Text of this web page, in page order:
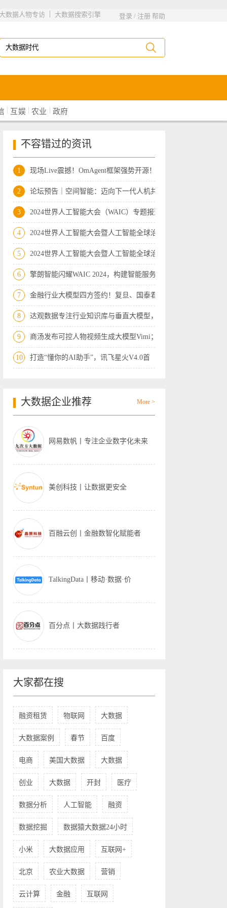
登录 / 注册 帮助
大数据搜索引擎
|
数据人物专访
| 互娱 | 农业 | 政府
不容错过的资讯
1 现场Live震撼！OmAgent框架强势开源！行
2 论坛预告｜空间智能：迈向下一代人机共融
3 2024世界人工智能大会（WAIC）专题报道—
4 2024世界人工智能大会暨人工智能全球治理
5 2024世界人工智能大会暨人工智能全球治理
6 擎朗智能闪耀WAIC 2024，构建智能服务多
7 金融行业大模型四方签约！复旦、国泰君安
8 达观数据专注行业知识库与垂直大模型，携
9 商汤发布可控人物视频生成大模型Vimi；支
10 打造“懂你的AI助手”，讯飞星火V4.0首
大数据企业推荐 More >
网易数帆丨专注企业数字化未来
美创科技丨让数据更安全
百融云创丨金融数智化赋能者
TalkingData丨移动·数据·价
百分点丨大数据践行者
大家都在搜
融资租赁 物联网 大数据
大数据案例 春节 百度
电商 美国大数据 大数据
创业 大数据 开封 医疗
数据分析 人工智能 融资
数据挖掘 数据猿大数据24小时
小米 大数据应用 互联网+
北京 农业大数据 营销
云计算 金融 互联网